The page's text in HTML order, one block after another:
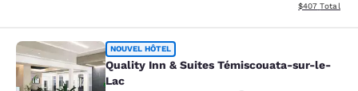
Afficher les
$407 Total
Quality Inn & Suites Témiscouata-
NOUVEL HÔTEL
Quality Inn & Suites Témiscouata-sur-le-
Lac